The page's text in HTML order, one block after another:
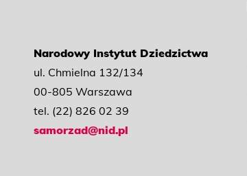
Narodowy Instytut Dziedzictwa
ul. Chmielna 132/134
00-805 Warszawa
tel. (22) 826 02 39
samorzad@nid.pl